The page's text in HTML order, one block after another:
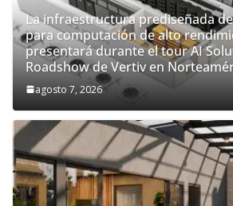
La infraestructura prediseñada
para computación de alto
presentará durante el tour AI
Roadshow de Vertiv en
agosto 7, 2026